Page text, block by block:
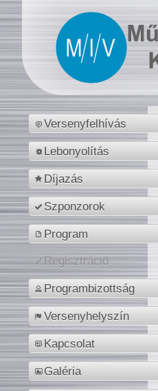
Versenyfelhívás
Lebonyolítás
Díjazás
Szponzorok
Program
Regisztráció
Programbizottság
Versenyhelyszín
Kapcsolat
Galéria